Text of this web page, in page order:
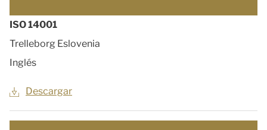
ISO 14001
Trelleborg Eslovenia
Inglés
Descargar